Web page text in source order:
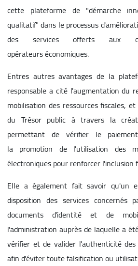
cette plateforme de "démarche
qualitatif" dans le processus
des services offerts aux
opérateurs économiques.
Entres autres avantages de la
responsable a cité l'augmentation du
mobilisation des ressources fiscales,
du Trésor public à travers la
permettant de vérifier le
la promotion de l'utilisation des
électroniques pour renforcer l'inclusion
Elle a également fait savoir qu'un
disposition des services concernés
documents d'identité et de
l'administration auprès de laquelle a
vérifier et de valider l'authenticité
afin d'éviter toute falsification ou